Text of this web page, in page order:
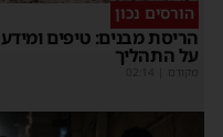
הורסים נכון
הריסת מבנים: טיפים ומידע
על התהליך
מקודם